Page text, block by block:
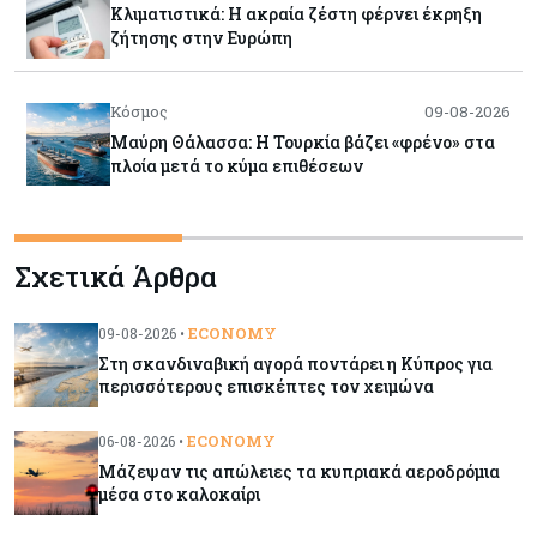
Κλιματιστικά: Η ακραία ζέστη φέρνει έκρηξη
ζήτησης στην Ευρώπη
Κόσμος 09-08-2026
Μαύρη Θάλασσα: Η Τουρκία βάζει «φρένο» στα
πλοία μετά το κύμα επιθέσεων
Tech 09-08-2026
Τεχνητή νοημοσύνη: Αλλάζει τα δεδομένα στην
επικοινωνία – Μια επικίνδυνη «τελειότητα»
Κόσμος 09-08-2026
Ορμούζ: Το Ιράν «φρενάρει» το άνοιγμα των
Κύπρος
Σχετικά Άρθρα
09-08-2026 • ECONOMY
Στη σκανδιναβική αγορά ποντάρει η Κύπρος για
περισσότερους επισκέπτες τον χειμώνα
06-08-2026 • ECONOMY
Μάζεψαν τις απώλειες τα κυπριακά αεροδρόμια
μέσα στο καλοκαίρι